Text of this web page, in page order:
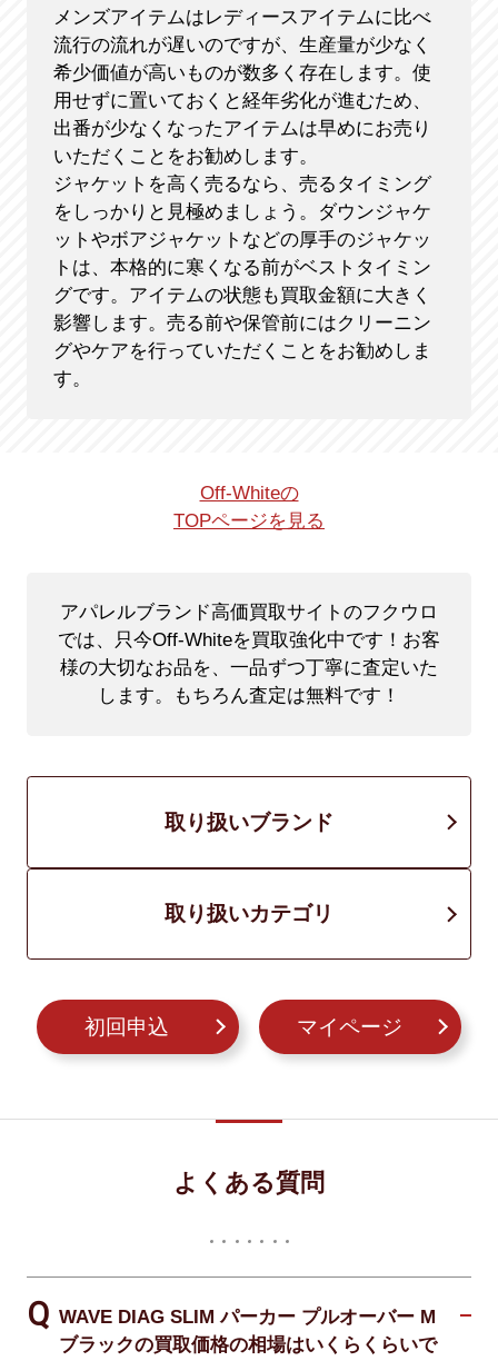
メンズアイテムはレディースアイテムに比べ
流行の流れが遅いのですが、生産量が少なく
希少価値が高いものが数多く存在します。使
用せずに置いておくと経年劣化が進むため、
出番が少なくなったアイテムは早めにお売り
いただくことをお勧めします。
ジャケットを高く売るなら、売るタイミング
をしっかりと見極めましょう。ダウンジャケ
ットやボアジャケットなどの厚手のジャケッ
トは、本格的に寒くなる前がベストタイミン
グです。アイテムの状態も買取金額に大きく
影響します。売る前や保管前にはクリーニン
グやケアを行っていただくことをお勧めしま
す。
Off-Whiteの
TOPページを見る
アパレルブランド高価買取サイトのフクウロ
では、只今Off-Whiteを買取強化中です！ お客
様の大切なお品を、一品ずつ丁寧に査定いた
します。もちろん査定は無料です！
取り扱いブランド
取り扱いカテゴリ
初回申込 マイページ
よくある質問
WAVE DIAG SLIM パーカー プルオーバー M
ブラックの買取価格の相場はいくらくらいで